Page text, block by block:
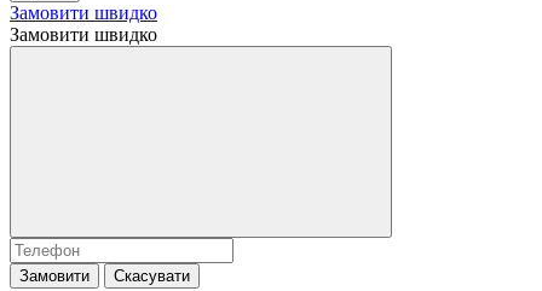
Замовити швидко
Замовити швидко
Замовити Скасувати